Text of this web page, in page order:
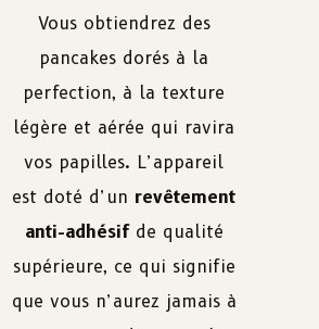
Vous obtiendrez des
pancakes dorés à la
perfection, à la texture
légère et aérée qui ravira
vos papilles. L’appareil
est doté d’un revêtement
anti-adhésifde qualité
supérieure, ce qui signifie
que vous n’aurez jamais à